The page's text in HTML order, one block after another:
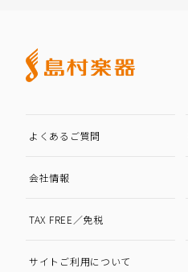
よくあるご質問
会社情報
TAX FREE／免税
サイトご利用について